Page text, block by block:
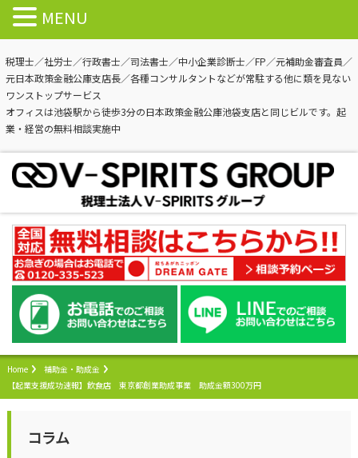
税理士／社労士／行政書士／司法書士／中小企業診断士／FP／元補助金審査員／
元日本政策金融公庫支店長／各種コンサルタントなどが常駐する他に類を見ない
ワンストップサービス
オフィスは池袋駅から徒歩3分の日本政策金融公庫池袋支店と同じビルです。起
業・経営の無料相談実施中
Home
補助金・助成金
【起業支援成功速報】飲食店 東京都創業助成事業 助成金額300万円
コラム
MENU